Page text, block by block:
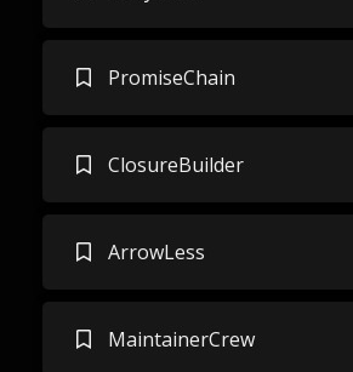
PromiseChain
ClosureBuilder
ArrowLess
MaintainerCrew